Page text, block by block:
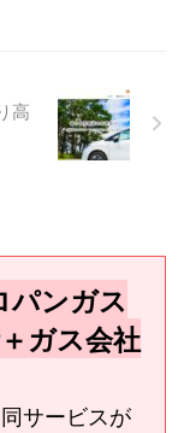
高
パンガス
ガス会社
サービスが